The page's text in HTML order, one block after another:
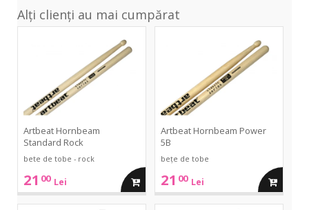
Alți clienți au mai cumpărat
Artbeat Hornbeam
Standard Rock
bete de tobe - rock
21 00 Lei adauga
Artbeat Hornbeam Power
5B
bețe de tobe
21 00 Lei adauga